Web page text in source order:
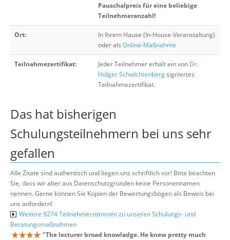
Pauschalpreis für eine beliebige
Teilnehmeranzahl!
Ort:
In Ihrem Hause (In-House-Veranstaltung)
oder als Online-Maßnahme
Teilnahmezertifikat: Jeder Teilnehmer erhält ein von Dr.
Holger Schwichtenbergsigniertes
Teilnahmezertifikat.
Das hat bisherigen
Schulungsteilnehmern bei uns sehr
gefallen
Alle Zitate sind authentisch und liegen uns schriftlich vor! Bitte beachten
Sie, dass wir aber aus Datenschutzgründen keine Personennamen
nennen. Gerne können Sie Kopien der Bewertungsbögen als Beweis bei
uns anfordern!
Weitere 9274 Teilnehmerstimmen zu unseren Schulungs- und
Beratungsmaßnahmen
"The lecturer broad knowladge. He knew pretty much